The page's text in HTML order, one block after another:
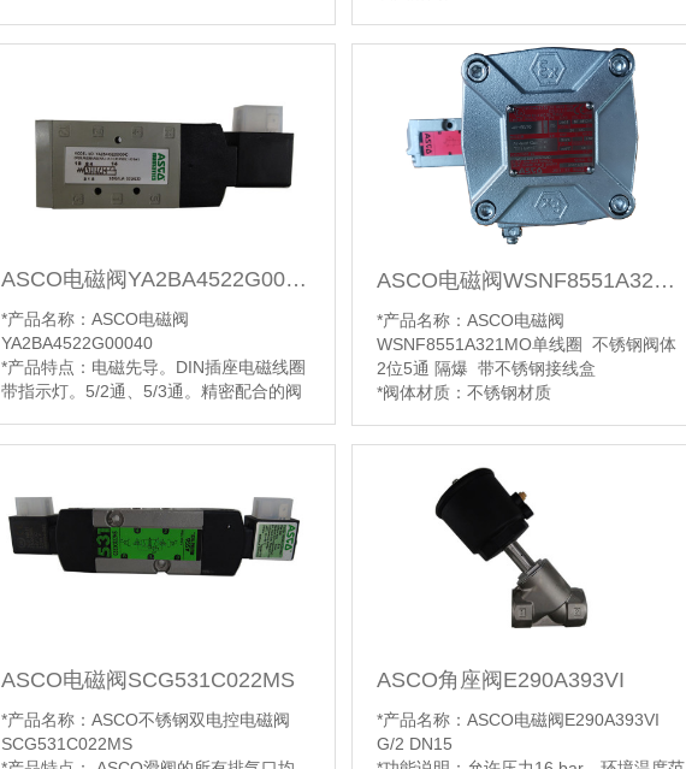
通阀适用于水，空气和惰性气体等气体/液
ASCO电磁阀YA2BA4522G00040
*产品名称：ASCO电磁阀
YA2BA4522G00040
*产品特点：电磁先导。DIN插座电磁线圈
带指示灯。5/2通、5/3通。精密配合的阀
径：1/8，1/4NPTF 或G牙。可于润滑或
*功能说明：主阀使用压力范围-1-10bar，
气导压力范围：内部和外部 1to10bar，温
度范围：电磁先导-23℃ ~46℃环境温度。
ASCO电磁阀WSNF8551A321MO
*产品名称：ASCO电磁阀
WSNF8551A321MO单线圈 不锈钢阀体
2位5通 隔爆 带不锈钢接线盒
*阀体材质：不锈钢材质
【详情】
ASCO电磁阀SCG531C022MS
*产品名称：ASCO不锈钢双电控电磁阀
SCG531C022MS
ASCO角座阀E290A393VI
*产品名称：ASCO电磁阀E290A393VI
G/2 DN15